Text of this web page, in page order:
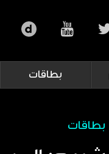
بطاقات
بطاقات